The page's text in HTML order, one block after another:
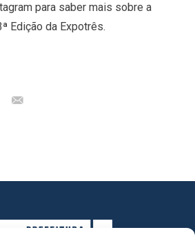
para saber mais sobre a
Edição da Expotrês.